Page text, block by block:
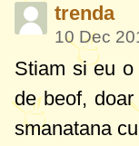
trenda
10 Dec
Stiam si eu o
de beof,
smanatana